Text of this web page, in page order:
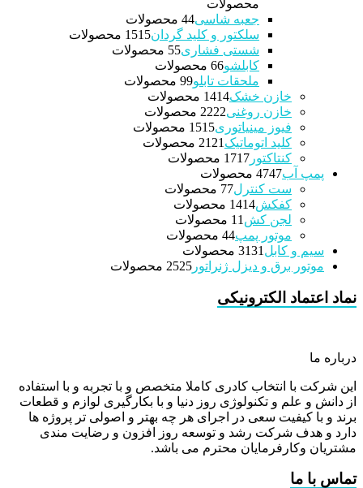
محصولات
جعبه شاسی 44 محصولات
سلکتور و کلید گردان
1515 محصولات
شستی فشاری 55 محصولات
کابلشو 66 محصولات
ملحقات تابلو 99 محصولات
خازن خشک
1414 محصولات
خازن روغنی
2222 محصولات
فیوز مینیاتوری
1515 محصولات
کلید اتوماتیک
21 21 محصولات
کنتاکتور
1717 محصولات
پمپ آب
4747 محصولات
ست کنترل 77 محصولات
کفکش
1414 محصولات
لجن کش
1 1 محصولات
موتور پمپ 44 محصولات
سیم و کابل
3131 محصولات
موتور برق و دیزل ژنراتور
2525 محصولات
نماد اعتماد الکترونیکی
درباره ما
این شرکت با انتخاب کادری کاملا متخصص و با تجربه و با استفاده
از دانش و علم و تکنولوژی روز دنیا و با بکارگیری لوازم و قطعات
برند و با کیفیت سعی در اجرای هر چه بهتر و اصولی تر پروژه ها
دارد و هدف شرکت رشد و توسعه روز افزون و رضایت مندی
مشتریان وکارفرمایان محترم می باشد.
تماس با ما